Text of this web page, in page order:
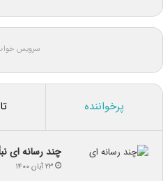
سرویس
پرخواننده
چند رسانه ای
۲۳ آبان ۱۴۰۰